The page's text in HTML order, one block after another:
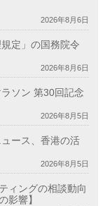
2026年8月6日
定」の国務院令
2026年8月6日
ソン 第30回記念
2026年8月5日
ース、香港の活
2026年8月5日
ィングの相談動向
影響】